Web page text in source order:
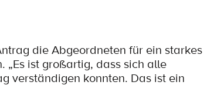
die Abgeordneten für ein starkes
„Es ist großartig, dass sich alle
verständigen konnten. Das ist ein